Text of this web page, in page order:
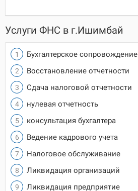
Услуги ФНС в г.Ишимбай
Бухгалтерское сопровождение
Восстановление отчетности
Сдача налоговой отчетности
нулевая отчетность
консультация бухгалтера
Ведение кадрового учета
Налоговое обслуживание
Ликвидация организаций
Ликвидация предприятие